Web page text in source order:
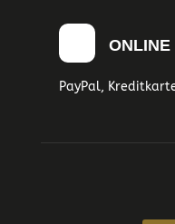
ONLINE
PayPal,